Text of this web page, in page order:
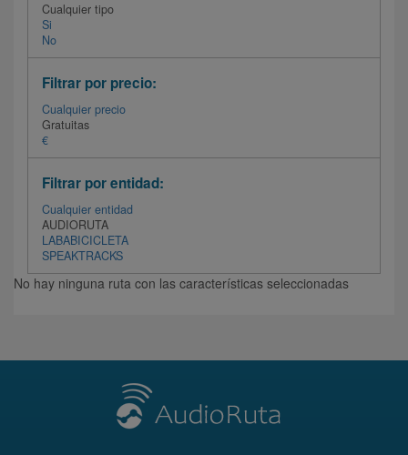
Cualquier tipo
Si
No
Filtrar por precio:
Cualquier precio
Gratuitas
€
Filtrar por entidad:
Cualquier entidad
AUDIORUTA
LABABICICLETA
SPEAKTRACKS
No hay ninguna ruta con las características seleccionadas